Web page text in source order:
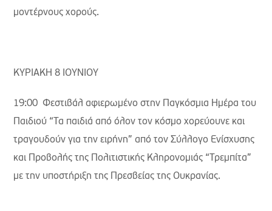
μοντέρνους χορούς.
ΚΥΡΙΑΚΗ 8 ΙΟΥΝΙΟΥ
19:00 Φεστιβάλ αφιερωμένο στην Παγκόσμια Ημέρα του
Παιδιού “Τα παιδιά από όλον τον κόσμο χορεύουνε και
τραγουδούν για την ειρήνη” από τον Σύλλογο Ενίσχυσης
και Προβολής της Πολιτιστικής Κληρονομιάς “Τρεμπίτα”
με την υποστήριξη της Πρεσβείας της Ουκρανίας.